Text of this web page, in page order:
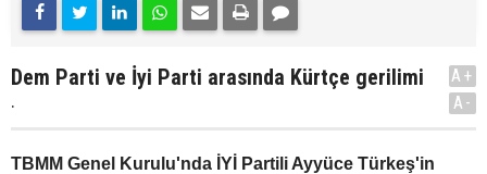
Dem Parti ve İyi Parti arasında Kürtçe gerilimi
.
A+
A-
TBMM Genel Kurulu'nda İYİ Partili Ayyüce Türkeş'in